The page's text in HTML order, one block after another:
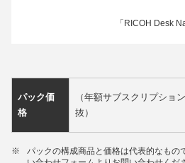
「RICOH Desk
パック価
格
（年額サブスクリプショ
抜）
※
パックの構成商品と価格は代表的なもの